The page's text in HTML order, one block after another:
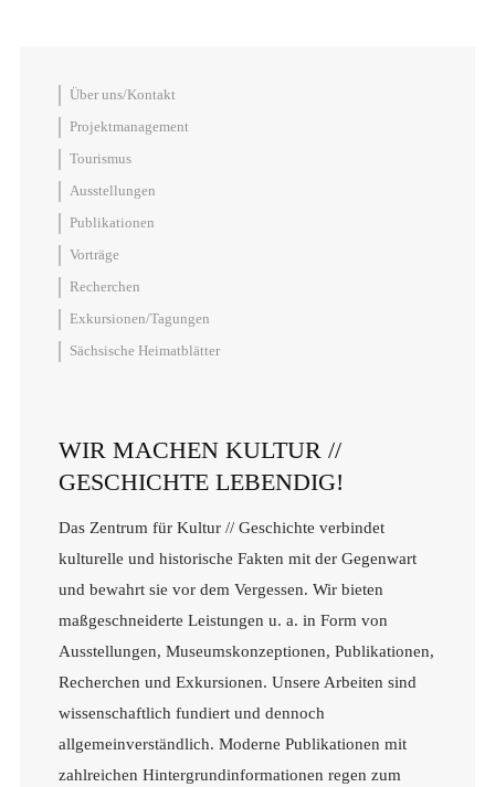
Über uns/Kontakt
Projektmanagement
Tourismus
Ausstellungen
Publikationen
Vorträge
Recherchen
Exkursionen/Tagungen
Sächsische Heimatblätter
WIR MACHEN KULTUR //
GESCHICHTE LEBENDIG!
Das Zentrum für Kultur // Geschichte verbindet
kulturelle und historische Fakten mit der Gegenwart
und bewahrt sie vor dem Vergessen. Wir bieten
maßgeschneiderte Leistungen u. a. in Form von
Ausstellungen, Museumskonzeptionen, Publikationen,
Recherchen und Exkursionen. Unsere Arbeiten sind
wissenschaftlich fundiert und dennoch
allgemeinverständlich. Moderne Publikationen mit
zahlreichen Hintergrundinformationen regen zum